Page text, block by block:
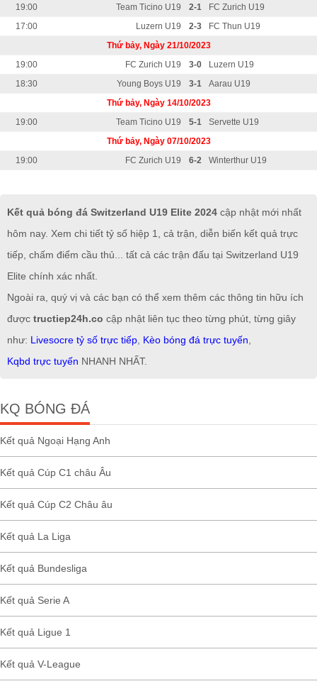
19:00
Team Ticino U19 2-1
FC Zurich U19
17:00
Luzern U19 2-3
FC Thun U19
Thứ bảy, Ngày 21/10/2023
19:00
FC Zurich U19 3-0
Luzern U19
18:30
Young Boys U19 3-1
Aarau U19
Thứ bảy, Ngày 14/10/2023
19:00
Team Ticino U19 5-1
Servette U19
Thứ bảy, Ngày 07/10/2023
19:00
FC Zurich U19 6-2 Winterthur U19
Kết quả bóng đá Switzerland U19 Elite 2024 cập nhật mới nhất
hôm nay. Xem chi tiết tỷ số hiệp 1, cả trận, diễn biến kết quả trực
tiếp, chấm điểm cầu thủ... tất cả các trận đấu tại Switzerland U19
Elite chính xác nhất.
Ngoài ra, quý vị và các bạn có thể xem thêm các thông tin hữu ích
được tructiep24h.co cập nhật liên tục theo từng phút, từng giây
như: Livesocre tỷ số trực tiếp Kèo bóng đá trực tuyến
Kqbd trực tuyến NHANH NHẤT.
KQ BÓNG ĐÁ
Kết quả Ngoại Hạng Anh
Kết quả Cúp C1 châu Âu
Kết quả Cúp C2 Châu âu
Kết quả La Liga
Kết quả Bundesliga
Kết quả Serie A
Kết quả Ligue 1
Kết quả V-League